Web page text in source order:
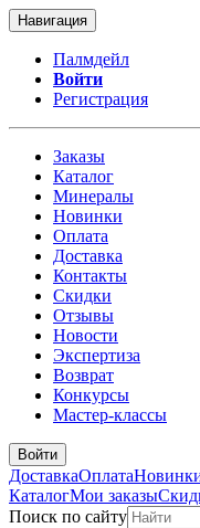
Навигация
Палмдейл
Войти
Регистрация
Заказы
Каталог
Минералы
Новинки
Оплата
Доставка
Контакты
Скидки
Отзывы
Новости
Экспертиза
Возврат
Конкурсы
Мастер-классы
Войти
ДоставкаОплата
КаталогМои заказы
Поиск по сайту